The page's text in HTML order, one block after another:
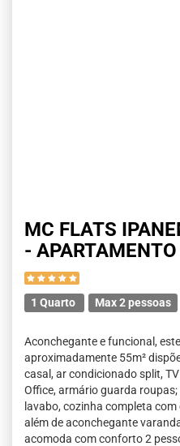
MC FLATS
-
1 Quarto Max 2 pessoas
Aconchegante e funcional,
aproximadamente 55m²
casal, ar condicionado split,
Office, armário guarda
lavabo, cozinha completa
além de aconchegante
acomoda com conforto 2